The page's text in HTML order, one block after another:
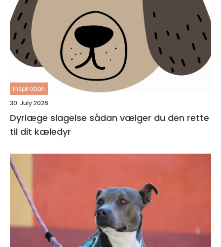
inspiration
30. July 2026
Dyrlæge slagelse sådan vælger du den rette
til dit kæledyr